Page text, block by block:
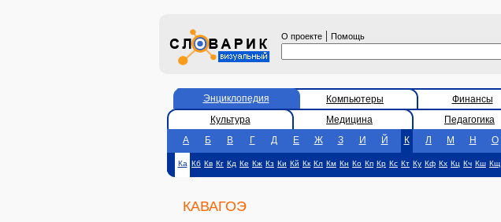
О проекте | Помощь
Энциклопедия Компьютеры Финансы
Культура
Медицина Педагогика
А
Б В Г Д Е Ж З И Й К Л М Н О
Ка Кб Кв Кг Кд Ке Кж Кз Ки Кй Кк Кл Км Кн Ко Кп Кр Кс Кт Ку Кф Кх Кц Кч Кш Кщ
КАВАГОЭ